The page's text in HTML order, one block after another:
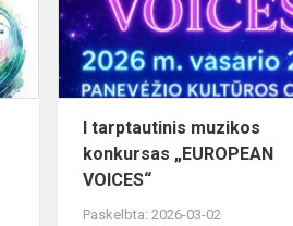
muzikos
konkursas...
I tarptautinis muzikos
konkursas „EUROPEAN
VOICES“
Paskelbta: 2026-03-02